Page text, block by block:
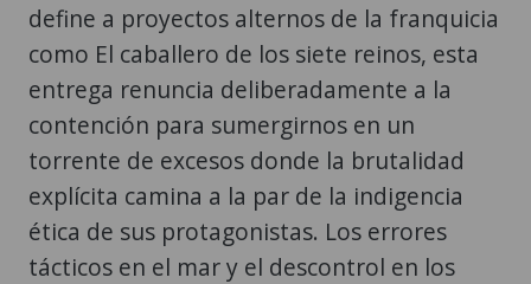
define a proyectos alternos de la franquicia
como El caballero de los siete reinos, esta
entrega renuncia deliberadamente a la
contención para sumergirnos en un
torrente de excesos donde la brutalidad
explícita camina a la par de la indigencia
ética de sus protagonistas. Los errores
tácticos en el mar y el descontrol en los